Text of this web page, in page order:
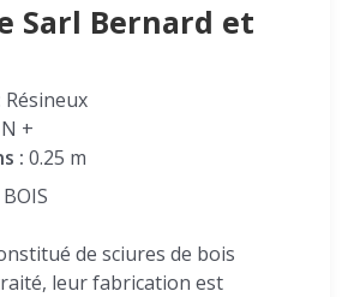
Sarl Bernard et
Résineux
+
: 0.25 m
de sciures de bois
leur fabrication est